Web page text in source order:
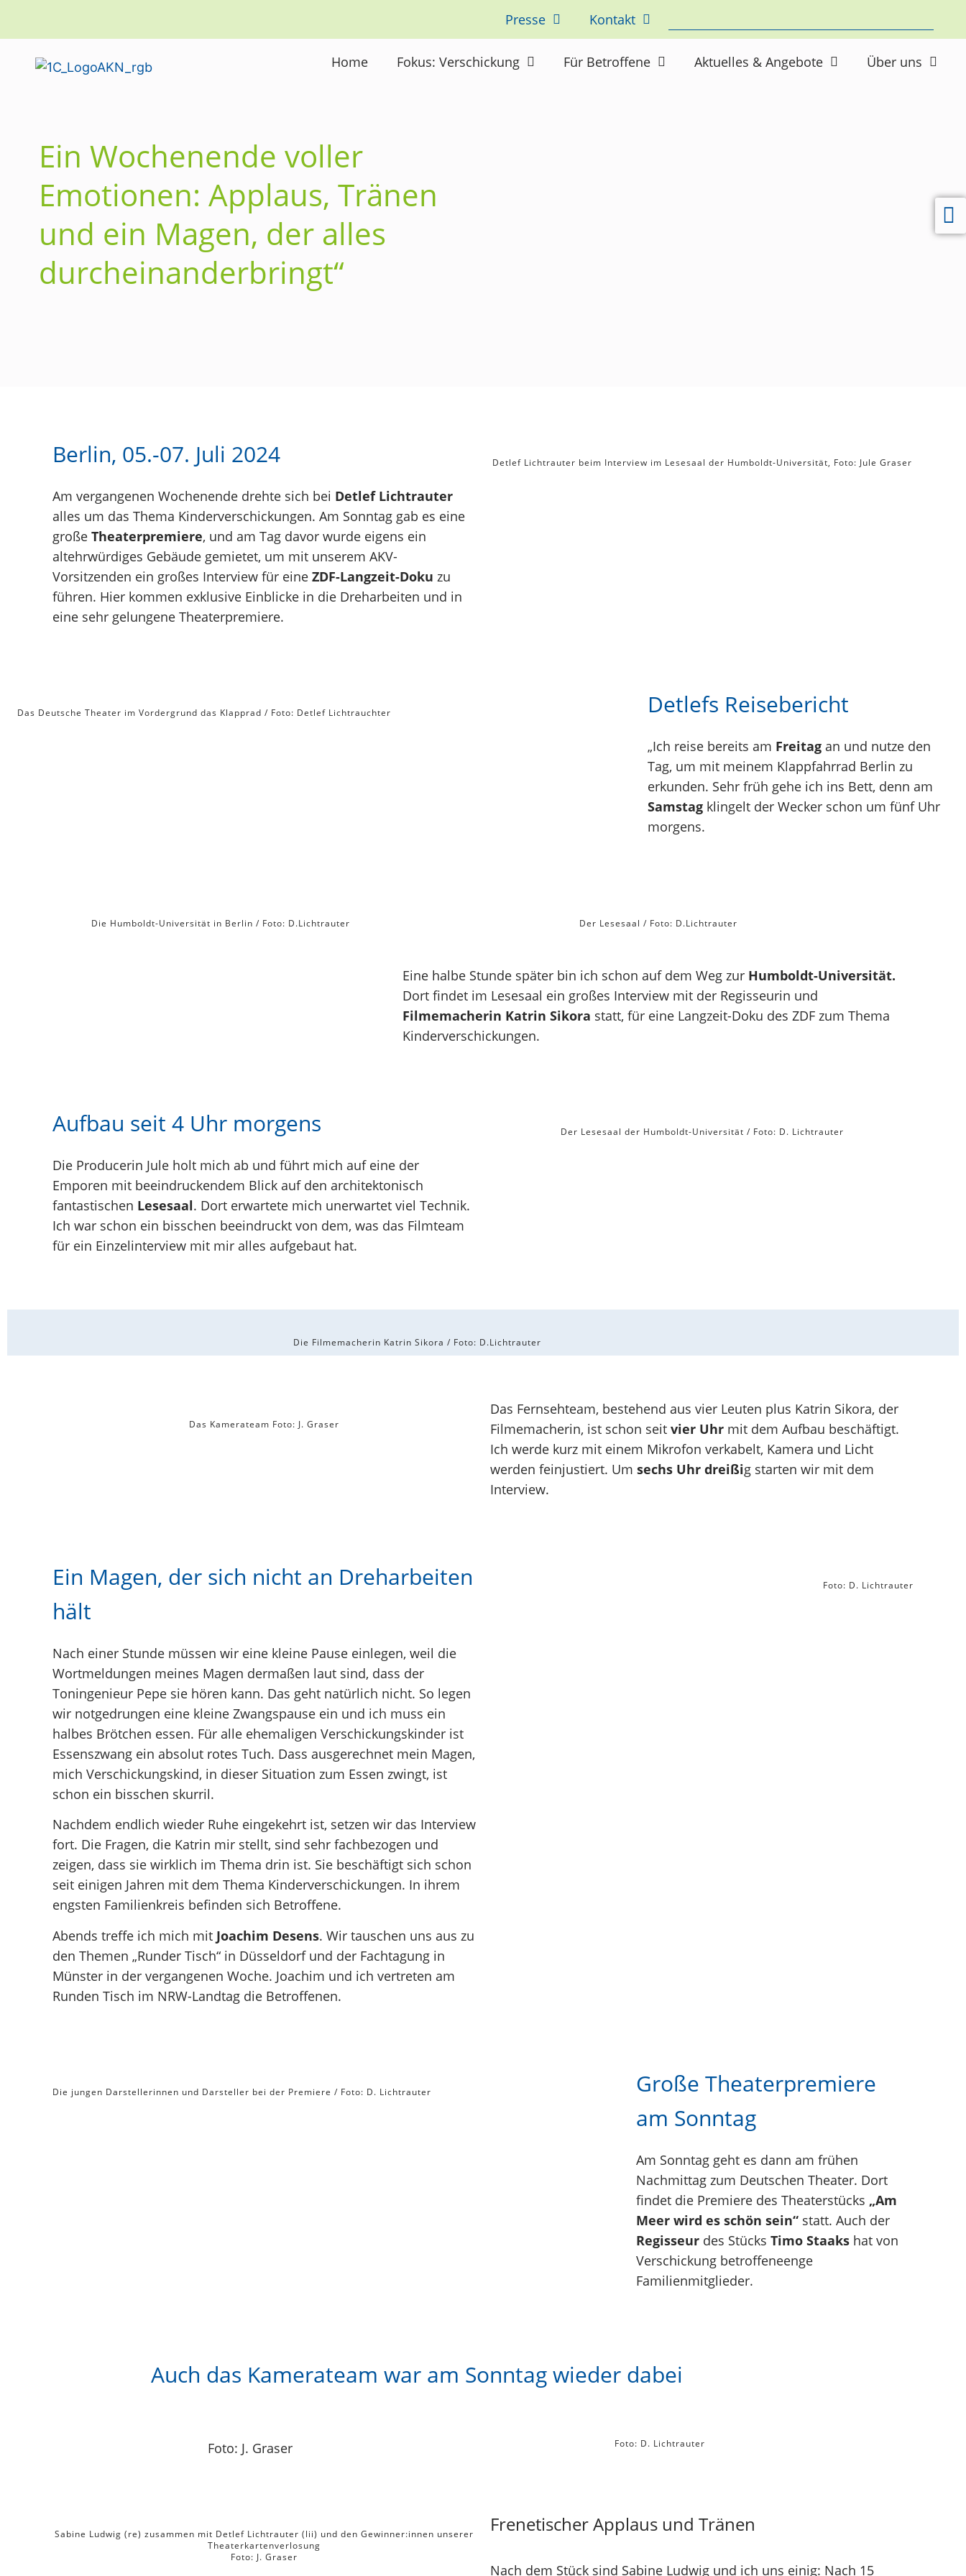
Presse Kontakt
Home Fokus: Verschickung Für Betroffene Aktuelles & Angebote Über uns
Ein Wochenende voller
Emotionen: Applaus, Tränen
und ein Magen, der alles
durcheinanderbringt“
Berlin, 05.-07. Juli 2024
Am vergangenen Wochenende drehte sich bei Detlef Lichtrauter
alles um das Thema Kinderverschickungen. Am Sonntag gab es eine
große Theaterpremiere, und am Tag davor wurde eigens ein
altehrwürdiges Gebäude gemietet, um mit unserem AKV-
Vorsitzenden ein großes Interview für eine ZDF-Langzeit-Doku zu
führen. Hier kommen exklusive Einblicke in die Dreharbeiten und in
eine sehr gelungene Theaterpremiere.
Detlef Lichtrauter beim Interview im Lesesaal der Humboldt-Universität, Foto: Jule Graser
Das Deutsche Theater im Vordergrund das Klapprad / Foto: Detlef Lichtrauchter Detlefs Reisebericht
„Ich reise bereits am Freitag an und nutze den
Tag, um mit meinem Klappfahrrad Berlin zu
erkunden. Sehr früh gehe ich ins Bett, denn am
Samstag klingelt der Wecker schon um fünf Uhr
morgens.
Die Humboldt-Universität in Berlin / Foto: D.Lichtrauter Der Lesesaal / Foto: D.Lichtrauter
Eine halbe Stunde später bin ich schon auf dem Weg zur Humboldt-Universität.
Dort findet im Lesesaal ein großes Interview mit der Regisseurin und
Filmemacherin Katrin Sikora statt, für eine Langzeit-Doku des ZDF zum Thema
Kinderverschickungen.
Aufbau seit 4 Uhr morgens
Die Producerin Jule holt mich ab und führt mich auf eine der
Emporen mit beeindruckendem Blick auf den architektonisch
fantastischen Lesesaal. Dort erwartete mich unerwartet viel Technik.
Ich war schon ein bisschen beeindruckt von dem, was das Filmteam
für ein Einzelinterview mit mir alles aufgebaut hat.
Der Lesesaal der Humboldt-Universität / Foto: D. Lichtrauter
Die Filmemacherin Katrin Sikora / Foto: D.Lichtrauter
Das Kamerateam Foto: J. Graser
Das Fernsehteam, bestehend aus vier Leuten plus Katrin Sikora, der
Filmemacherin, ist schon seit vier Uhr mit dem Aufbau beschäftigt.
Ich werde kurz mit einem Mikrofon verkabelt, Kamera und Licht
werden feinjustiert. Um sechs Uhr dreißig starten wir mit dem
Interview.
Ein Magen, der sich nicht an Dreharbeiten
hält
Nach einer Stunde müssen wir eine kleine Pause einlegen, weil die
Wortmeldungen meines Magen dermaßen laut sind, dass der
Toningenieur Pepe sie hören kann. Das geht natürlich nicht. So legen
wir notgedrungen eine kleine Zwangspause ein und ich muss ein
halbes Brötchen essen. Für alle ehemaligen Verschickungskinder ist
Essenszwang ein absolut rotes Tuch. Dass ausgerechnet mein Magen,
mich Verschickungskind, in dieser Situation zum Essen zwingt, ist
schon ein bisschen skurril.
Nachdem endlich wieder Ruhe eingekehrt ist, setzen wir das Interview
fort. Die Fragen, die Katrin mir stellt, sind sehr fachbezogen und
zeigen, dass sie wirklich im Thema drin ist. Sie beschäftigt sich schon
seit einigen Jahren mit dem Thema Kinderverschickungen. In ihrem
engsten Familienkreis befinden sich Betroffene.
Abends treffe ich mich mitJoachim Desens. Wir tauschen uns aus zu
den Themen „Runder Tisch“ in Düsseldorf und der Fachtagung in
Münster in der vergangenen Woche. Joachim und ich vertreten am
Runden Tisch im NRW-Landtag die Betroffenen.
Foto: D. Lichtrauter
Die jungen Darstellerinnen und Darsteller bei der Premiere / Foto: D. Lichtrauter
Große Theaterpremiere
am Sonntag
Am Sonntag geht es dann am frühen
Nachmittag zum Deutschen Theater. Dort
findet die Premiere des Theaterstücks „Am
Meer wird es schön sein“ statt. Auch der
Regisseur des Stücks Timo Staaks hat von
Verschickung betroffeneenge
Familienmitglieder.
Auch das Kamerateam war am Sonntag wieder dabei
Foto: J. Graser Foto: D. Lichtrauter
Sabine Ludwig (re) zusammen mit Detlef Lichtrauter (lii) und den Gewinner:innen unserer
Theaterkartenverlosung
Foto: J. Graser
Frenetischer Applaus und Tränen
Nach dem Stück sind Sabine Ludwig und ich uns einig: Nach 15